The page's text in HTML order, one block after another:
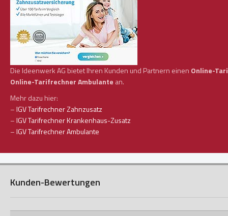
Die Ideenwerk AG bietet Ihren Kunden und Partnern einen Online-
Online-Tarifrechner Ambulante an.
Mehr dazu hier:
–IGV Tarifrechner Zahnzusatz
–IGV Tarifrechner Krankenhaus-Zusatz
–IGV Tarifrechner Ambulante
Kunden-Bewertungen